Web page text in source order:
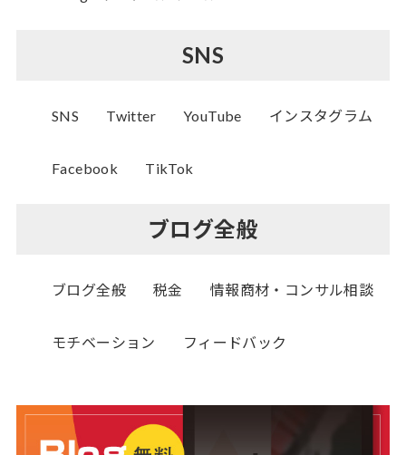
SNS
SNS Twitter YouTube インスタグラム
Facebook TikTok
ブログ全般
ブログ全般 税金 情報商材・コンサル相談
モチベーション フィードバック